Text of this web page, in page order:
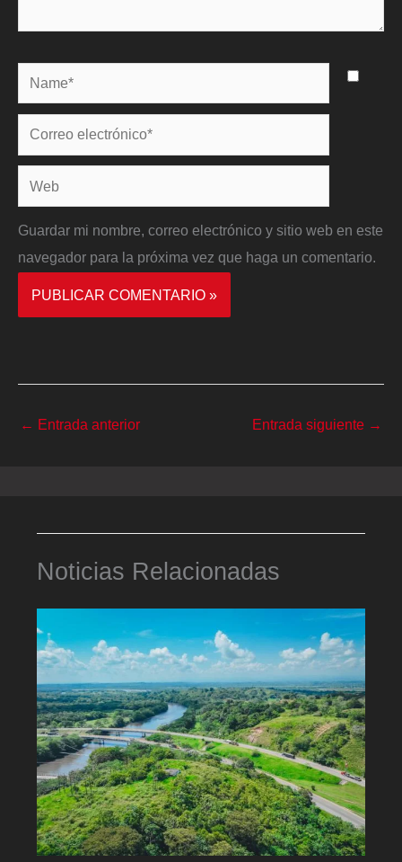
Name*
Correo
electrónico*
Web
Guardar mi nombre, correo electrónico y sitio web en este
navegador para la próxima vez que haga un comentario.
← Entrada anterior Entrada siguiente →
Noticias Relacionadas